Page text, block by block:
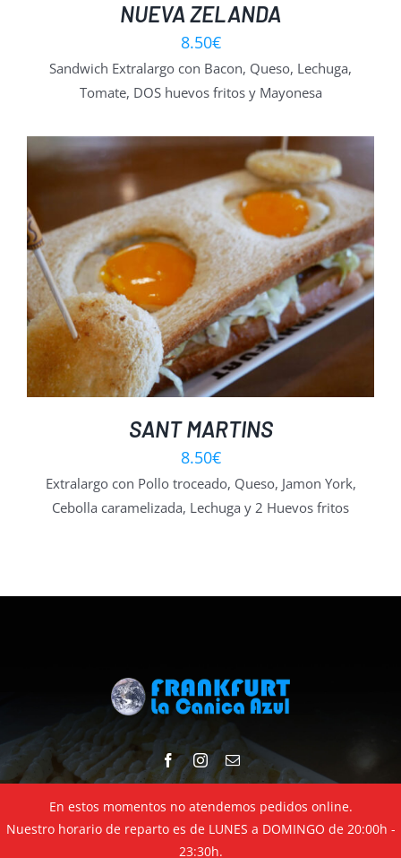
NUEVA ZELANDA
8.50€
Sandwich Extralargo con Bacon, Queso, Lechuga,
Tomate, DOS huevos fritos y Mayonesa
SANT MARTINS
8.50€
Extralargo con Pollo troceado, Queso, Jamon York,
Cebolla caramelizada, Lechuga y 2 Huevos fritos
© Copyright 2020 -2026 | Diseñado porD&D Serveis| Todos los
derechos reservados
En estos momentos no atendemos pedidos online.
Nuestro horario de reparto es de LUNES a DOMINGO de 20:00h -
23:30h.